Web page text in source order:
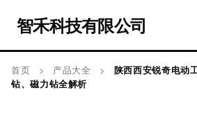
智禾科技有限公司
首页 > 产品大全 >
陕西西安锐奇电动
钻、磁力钻全解析